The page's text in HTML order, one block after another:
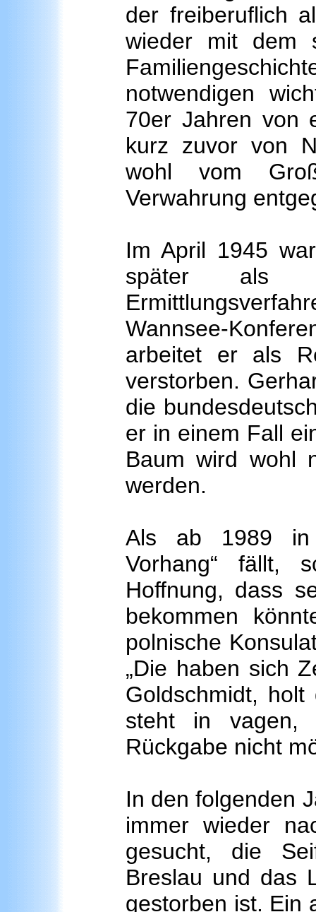
der freiberuflich
wieder mit dem
notwendigen
70er Jahren von
kurz zuvor von
wohl vom
Verwahrung
Im April 1945
später als
Wannsee-
arbeitet er als
verstorben.
die
er in einem Fall
Baum wird wohl
werden.
Als ab 1989 in
Vorhang“ fällt,
Hoffnung, dass
bekommen
polnische
„Die haben sich
Goldschmidt,
steht in vagen,
Rückgabe nicht
In den folgenden
immer wieder
gesucht, die
Breslau und das
gestorben ist. Ein